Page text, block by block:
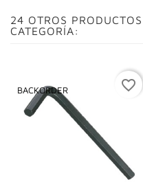
24 OTROS
CATEGORÍA:
BACKORDER favorite_border